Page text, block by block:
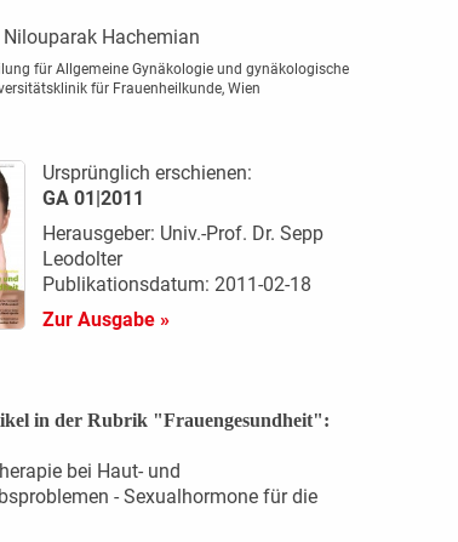
Nilouparak Hachemian
für Allgemeine Gynäkologie und gynäkologische
für Frauenheilkunde, Wien
Ursprünglich erschienen:
GA 01|2011
Herausgeber: Univ.-Prof. Dr. Sepp
Leodolter
Publikationsdatum: 2011-02-18
Zur Ausgabe »
in der Rubrik "Frauengesundheit":
bei Haut- und
- Sexualhormone für die